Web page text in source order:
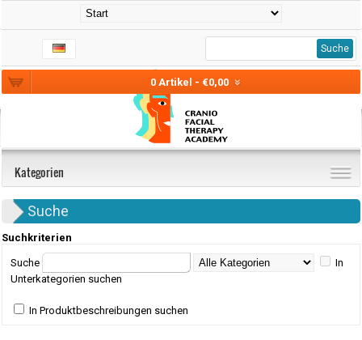
0 Artikel - €0,00
Suche
Kategorien
Suche
Suchkriterien
Suche
In
Unterkategorien suchen
In Produktbeschreibungen suchen